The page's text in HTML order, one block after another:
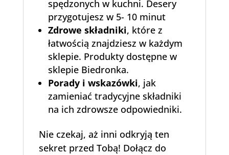
spędzonych w kuchni. Desery
przygotujesz w 5- 10 minut
Zdrowe składniki, które z
łatwością znajdziesz w każdym
sklepie. Produkty dostępne w
sklepie Biedronka.
Porady i wskazówki, jak
zamieniać tradycyjne składniki
na ich zdrowsze odpowiedniki.
Nie czekaj, aż inni odkryją ten
sekret przed Tobą! Dołącz do